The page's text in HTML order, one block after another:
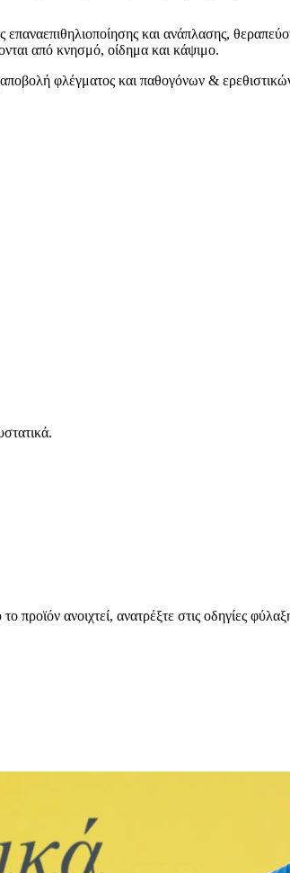
επαναεπιθηλιοποίησης και ανάπλασης,
από κνησμό, οίδημα και κάψιμο.
φλέγματος και παθογόνων &
ανοιχτεί, ανατρέξτε στις οδηγίες